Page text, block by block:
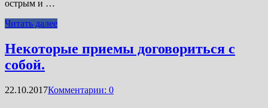
острым и …
Читать далее
Некоторые приемы договориться с
собой.
22.10.2017Комментарии: 0